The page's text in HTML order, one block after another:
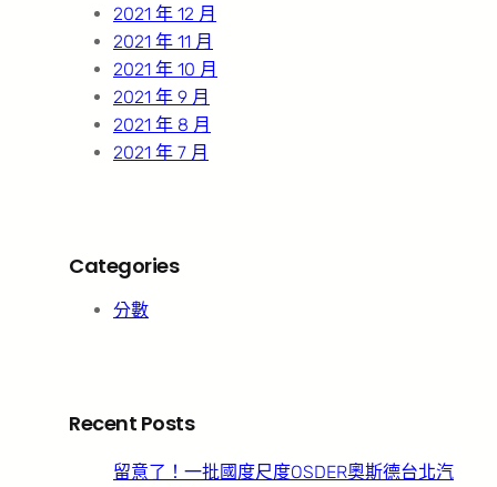
2021 年 12 月
2021 年 11 月
2021 年 10 月
2021 年 9 月
2021 年 8 月
2021 年 7 月
Categories
分數
Recent Posts
留意了！一批國度尺度OSDER奧斯德台北汽